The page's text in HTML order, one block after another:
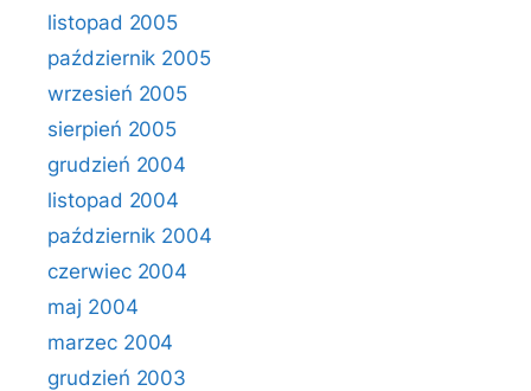
listopad 2005
październik 2005
wrzesień 2005
sierpień 2005
grudzień 2004
listopad 2004
październik 2004
czerwiec 2004
maj 2004
marzec 2004
grudzień 2003